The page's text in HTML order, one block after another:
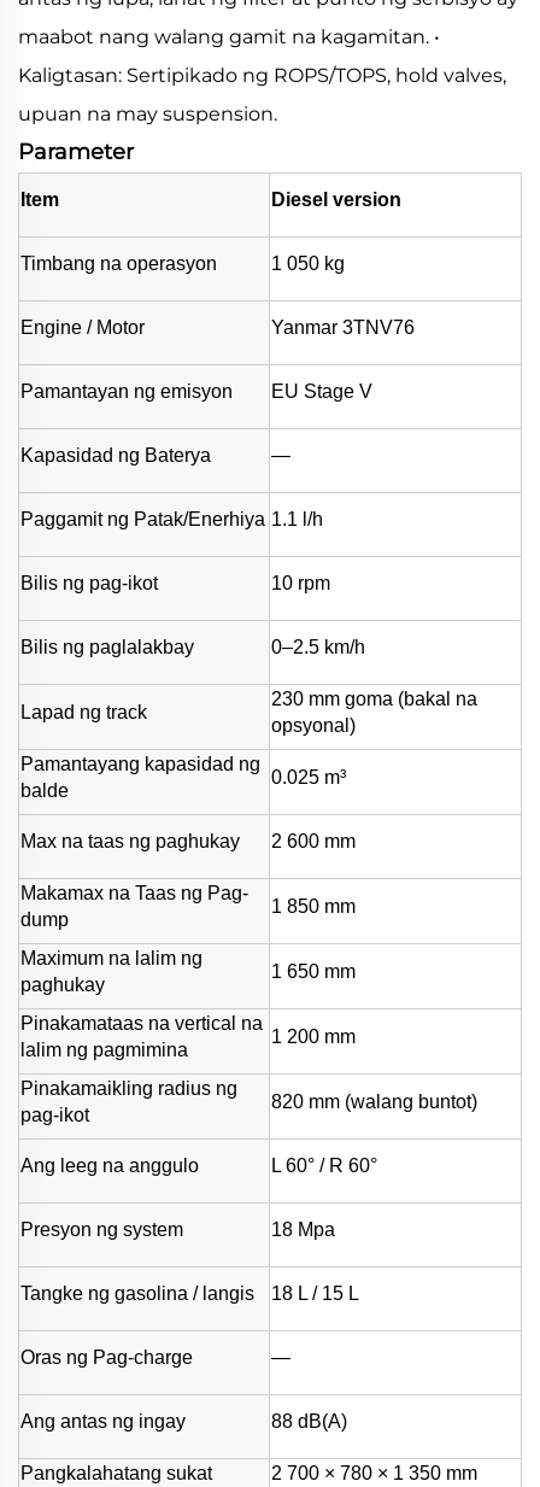
maabot nang walang gamit na kagamitan. •
Kaligtasan: Sertipikado ng ROPS/TOPS, hold valves,
upuan na may suspension.
Parameter
Item Diesel version
Timbang na operasyon 1 050 kg
Engine / Motor Yanmar 3TNV76
Pamantayan ng emisyon EU Stage V
Kapasidad ng Baterya —
Paggamit ng Patak/Enerhiya 1.1 l/h
Bilis ng pag-ikot 10 rpm
Bilis ng paglalakbay 0–2.5 km/h
Lapad ng track
230 mm goma (bakal na
opsyonal)
Pamantayang kapasidad ng
balde
0.025 m³
Max na taas ng paghukay 2 600 mm
Makamax na Taas ng Pag-
dump
1 850 mm
Maximum na lalim ng
paghukay
1 650 mm
Pinakamataas na vertical na
lalim ng pagmimina
1 200 mm
Pinakamaikling radius ng
pag-ikot
820 mm (walang buntot)
Ang leeg na anggulo L 60° / R 60°
Presyon ng system 18 Mpa
Tangke ng gasolina / langis 18 L / 15 L
Oras ng Pag-charge —
Ang antas ng ingay 88 dB(A)
Pangkalahatang sukat
2 700 × 780 × 1 350 mm